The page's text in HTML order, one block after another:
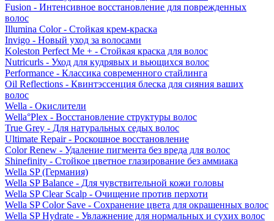
Fusion - Интенсивное восстановление для поврежденных
волос
Illumina Color - Стойкая крем-краска
Invigo - Новый уход за волосами
Koleston Perfect Me + - Стойкая краска для волос
Nutricurls - Уход для кудрявых и вьющихся волос
Performance - Классика современного стайлинга
Oil Reflections - Квинтэссенция блеска для сияния ваших
волос
Wella - Окислители
Wella°Plex - Восстановление структуры волос
True Grey - Для натуральных седых волос
Ultimate Repair - Роскошное восстановление
Color Renew - Удаление пигмента без вреда для волос
Shinefinity - Стойкое цветное глазирование без аммиака
Wella SP (Германия)
Wella SP Balance - Для чувствительной кожи головы
Wella SP Clear Scalp - Очищение против перхоти
Wella SP Color Save - Сохранение цвета для окрашенных волос
Wella SP Hydrate - Увлажнение для нормальных и сухих волос